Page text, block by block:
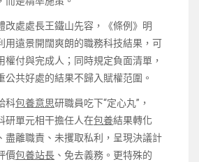
改處處長王鐵山先容，《條例》明
用遠景開闊爽朗的職務科技結果，可
權付與完成人；同時規定負面清單，
公共好處的結果不歸入賦權范圍。
科包養意思研職員吃下“定心丸”，
研單元相干擔任人在包養結果轉化
盡離職責、未攫取私利，呈現決議計
價包養站長 、免去義務。更特殊的